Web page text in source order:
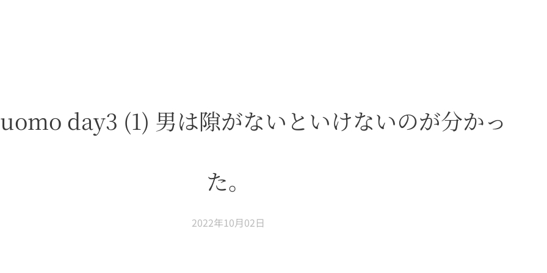
day3 (1) 男は隙がないといけないのが分かっ
た。
2022年10月02日